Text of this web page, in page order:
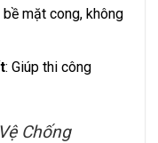
mặt cong, không
: Giúp thi công
Chống